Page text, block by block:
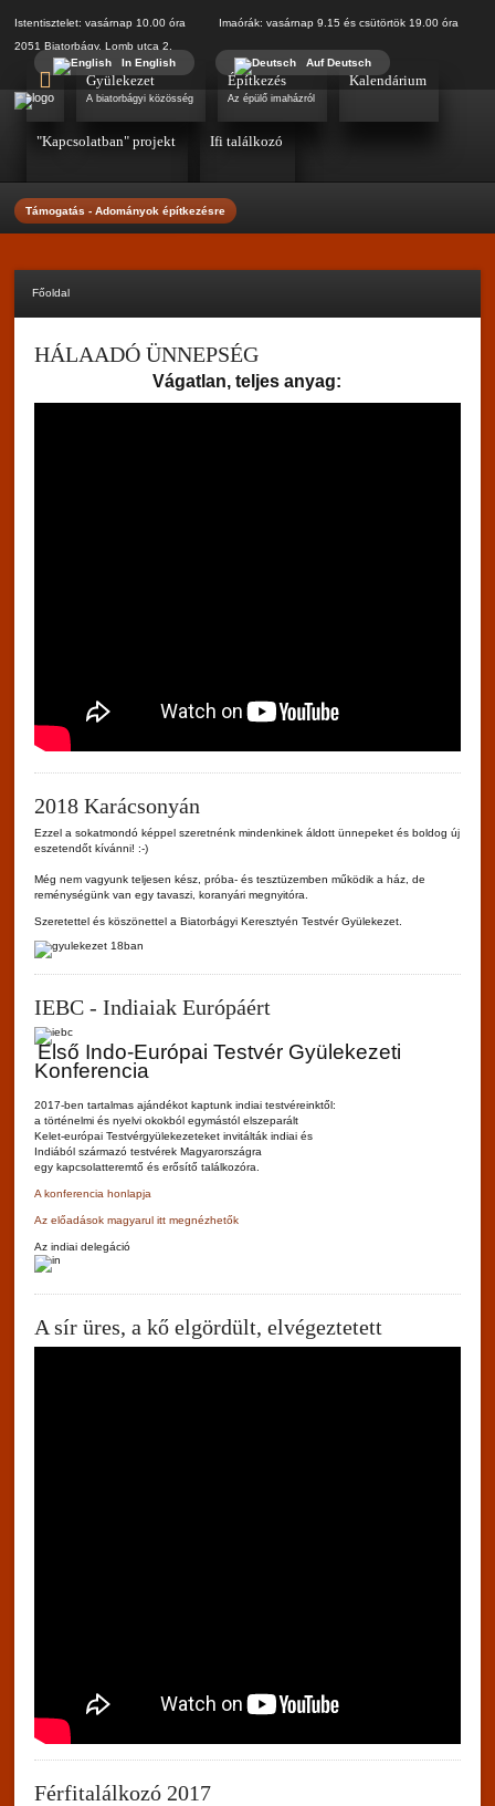
Istentisztelet: vasárnap 10.00 óra Imaórák: vasárnap 9.15 és csütörtök 19.00 óra
2051 Biatorbágy, Lomb utca 2.
In English
Auf Deutsch
Gyülekezet
A biatorbágyi közösség
Építkezés
Az épülő imaházról
Kalendárium
"Kapcsolatban" projekt Ifi találkozó
Támogatás - Adományok építkezésre
Főoldal
HÁLAADÓ ÜNNEPSÉG
Vágatlan, teljes anyag:
2018 Karácsonyán
Ezzel a sokatmondó képpel szeretnénk mindenkinek áldott ünnepeket és boldog új
eszetendőt kívánni! :-)
Még nem vagyunk teljesen kész, próba- és tesztüzemben működik a ház, de
reménységünk van egy tavaszi, koranyári megnyitóra.
Szeretettel és köszönettel a Biatorbágyi Keresztyén Testvér Gyülekezet.
IEBC - Indiaiak Európáért
Első Indo-Európai Testvér Gyülekezeti
Konferencia
2017-ben tartalmas ajándékot kaptunk indiai testvéreinktől:
a történelmi és nyelvi okokból egymástól elszeparált
Kelet-európai Testvérgyülekezeteket invitálták indiai és
Indiából származó testvérek Magyarországra
egy kapcsolatteremtő és erősítő találkozóra.
A konferencia honlapja
Az előadások magyarul itt megnézhetők
Az indiai delegáció
A sír üres, a kő elgördült, elvégeztetett
Férfitalálkozó 2017